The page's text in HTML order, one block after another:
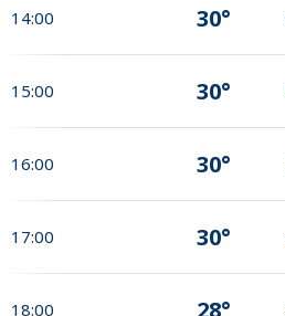
14:00 30°
15:00 30°
16:00 30°
17:00 30°
18:00 28°